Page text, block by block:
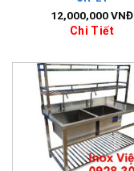
12,000,000VNĐ
Chi Tiết